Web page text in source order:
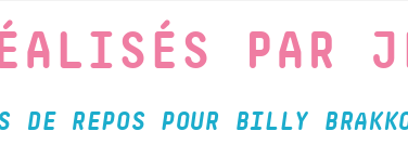
PAR
DE REPOS POUR BILLY